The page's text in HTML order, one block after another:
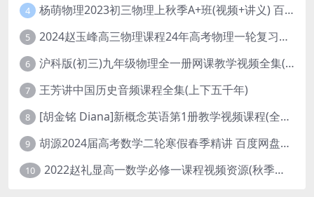
4 杨萌物理2023初三物理上秋季A+班(视频+讲义) 百度网盘分享
5 2024赵玉峰高三物理课程24年高考物理一轮复习网课教程
6 沪科版(初三)九年级物理全一册网课教学视频全集(录播版 杜春雨 66讲)
7 王芳讲中国历史音频课程全集(上下五千年)
8 [胡金铭 Diana]新概念英语第1册教学视频课程(全集 百度网盘下载)
9 胡源2024届高考数学二轮寒假春季精讲 百度网盘分享
10 2022赵礼显高一数学必修一课程视频资源(秋季班 含讲义)百度网盘云